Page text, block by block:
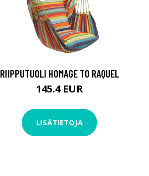
RIIPPUTUOLI HOMAGE TO RAQUEL
145.4 EUR
LISÄTIETOJA